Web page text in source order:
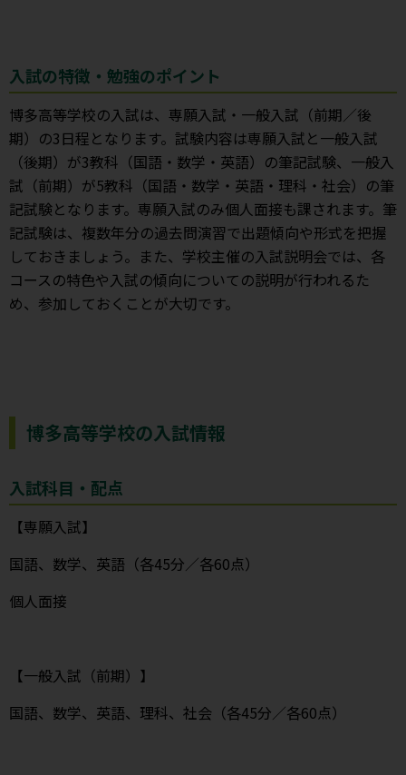
入試の特徴・勉強のポイント
博多高等学校の入試は、専願入試・一般入試（前期／後
期）の3日程となります。試験内容は専願入試と一般入試
（後期）が3教科（国語・数学・英語）の筆記試験、一般入
試（前期）が5教科（国語・数学・英語・理科・社会）の筆
記試験となります。専願入試のみ個人面接も課されます。筆
記試験は、複数年分の過去問演習で出題傾向や形式を把握
しておきましょう。また、学校主催の入試説明会では、各
コースの特色や入試の傾向についての説明が行われるた
め、参加しておくことが大切です。
博多高等学校の入試情報
入試科目・配点
【専願入試】
国語、数学、英語（各45分／各60点）
個人面接
【一般入試（前期）】
国語、数学、英語、理科、社会（各45分／各60点）